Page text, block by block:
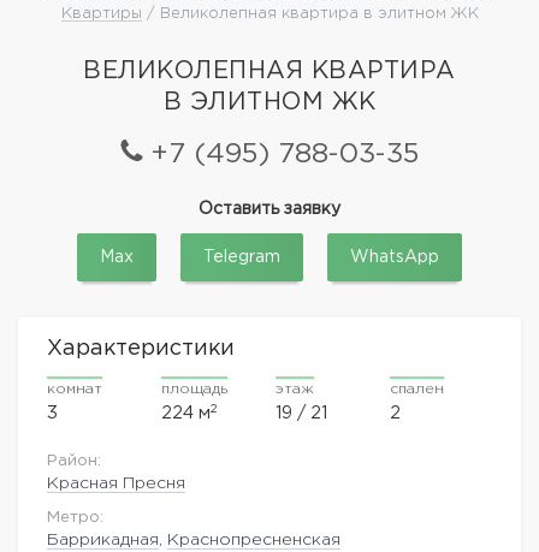
Квартиры / Великолепная квартира в элитном ЖК
ВЕЛИКОЛЕПНАЯ КВАРТИРА
В ЭЛИТНОМ ЖК
+7 (495) 788-03-35
Оставить заявку
Max Telegram WhatsApp
Характеристики
комнат
3
площадь
224 м2
этаж
19 / 21
спален
2
Район:
Красная Пресня
Метро:
Баррикадная Краснопресненская